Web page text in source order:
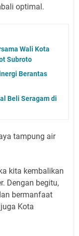
optimal.
Wali Kota
Subroto
Berantas
Beli Seragam di
tampung air
kita kembalikan
Dengan begitu,
bermanfaat
Kota